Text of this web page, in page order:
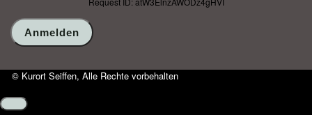
© Kurort Seiffen, Alle Rechte vorbehalten